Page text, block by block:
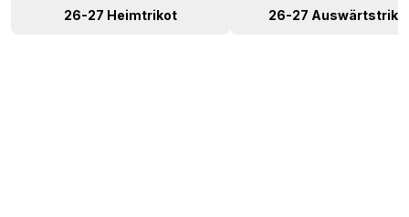
26-27 Heimtrikot 26-27